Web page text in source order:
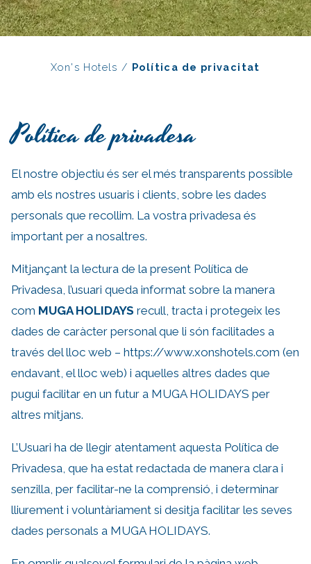
Xon's Hotels / Política de privacitat
Política de privadesa
El nostre objectiu és ser el més transparents possible
amb els nostres usuaris i clients, sobre les dades
personals que recollim. La vostra privadesa és
important per a nosaltres.
Mitjançant la lectura de la present Política de
Privadesa, l’usuari queda informat sobre la manera
com MUGA HOLIDAYS recull, tracta i protegeix les
dades de caràcter personal que li són facilitades a
través del lloc web – https://www.xonshotels.com (en
endavant, el lloc web) i aquelles altres dades que
pugui facilitar en un futur a MUGA HOLIDAYS per
altres mitjans.
L’Usuari ha de llegir atentament aquesta Política de
Privadesa, que ha estat redactada de manera clara i
senzilla, per facilitar-ne la comprensió, i determinar
lliurement i voluntàriament si desitja facilitar les seves
dades personals a MUGA HOLIDAYS.